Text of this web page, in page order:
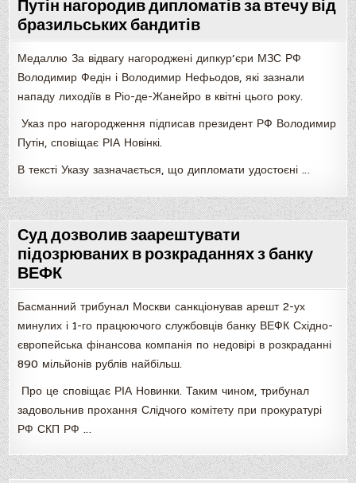
Путін нагородив дипломатів за втечу від
бразильських бандитів
Медаллю За відвагу нагороджені дипкур’єри МЗС РФ
Володимир Федін і Володимир Нефьодов, які зазнали
нападу лиходіїв в Ріо-де-Жанейро в квітні цього року.
Указ про нагородження підписав президент РФ Володимир
Путін, сповіщає РІА Новінкі.
В тексті Указу зазначається, що дипломати удостоєні …
Суд дозволив заарештувати
підозрюваних в розкраданнях з банку
ВЕФК
Басманний трибунал Москви санкціонував арешт 2-ух
минулих і 1-го працюючого службовців банку ВЕФК Східно-
європейська фінансова компанія по недовірі в розкраданні
890 мільйонів рублів найбільш.
Про це сповіщає РІА Новинки. Таким чином, трибунал
задовольнив прохання Слідчого комітету при прокуратурі
РФ СКП РФ …